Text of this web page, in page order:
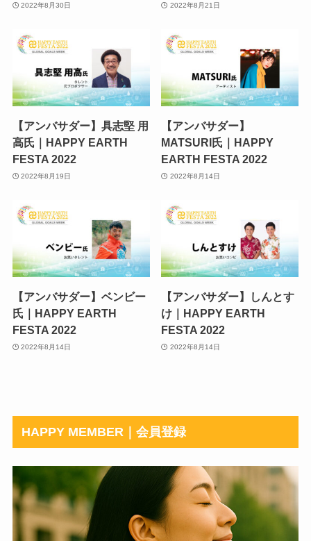
2022年8月30日 2022年8月21日
【アンバサダー】具志堅 用
高氏｜HAPPY EARTH
FESTA 2022
2022年8月19日
【アンバサダー】
MATSURI氏｜HAPPY
EARTH FESTA 2022
2022年8月14日
【アンバサダー】ベンビー
氏｜HAPPY EARTH
FESTA 2022
2022年8月14日
【アンバサダー】しんとす
け｜HAPPY EARTH
FESTA 2022
2022年8月14日
HAPPY MEMBER｜会員登録